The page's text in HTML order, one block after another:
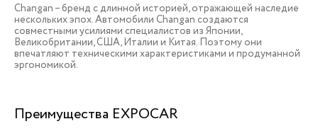
Changan – бренд с длинной историей, отражающей наследие
нескольких эпох. Автомобили Changan создаются
совместными усилиями специалистов из Японии,
Великобритании, США, Италии и Китая. Поэтому они
впечатляют техническими характеристиками и продуманной
эргономикой.
Преимущества EXPOCAR